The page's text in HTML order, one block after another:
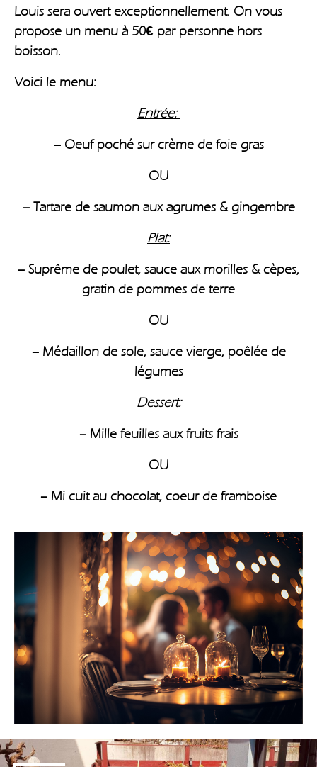
Louis sera ouvert exceptionnellement. On vous
propose un menu à 50€ par personne hors
boisson.
Voici le menu:
Entrée:
– Oeuf poché sur crème de foie gras
OU
– Tartare de saumon aux agrumes & gingembre
Plat:
– Suprême de poulet, sauce aux morilles & cèpes,
gratin de pommes de terre
OU
– Médaillon de sole, sauce vierge, poêlée de
légumes
Dessert:
– Mille feuilles aux fruits frais
OU
– Mi cuit au chocolat, coeur de framboise